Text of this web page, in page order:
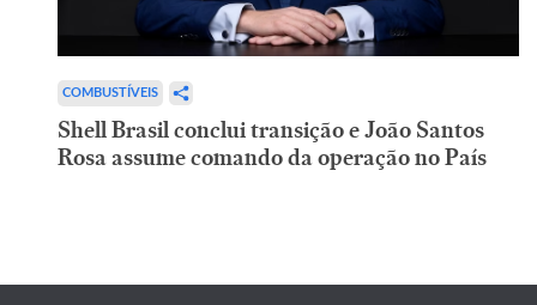
COMBUSTÍVEIS
Shell Brasil conclui transição e João Santos
Rosa assume comando da operação no País